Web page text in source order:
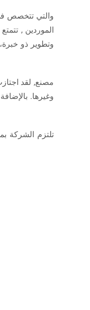
نظام تصفية المياه بالتناضح العكسي تحت المغسلة نظام RO PS-RO-60 الموردين ,
وتطوير ذو
نظام تصفية المياه بالتناضح العكسي تحت المغسلة نظام RO PS-RO-60 مصنع, لقد
تلتزم الشركة